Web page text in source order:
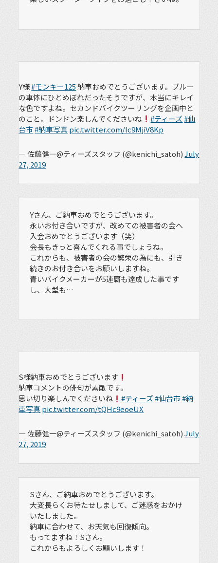
Y様#モンキー125納車おめでとうございます。ブルー
の車体にひとめぼれだったそうですが、本当にキレイ
な色ですよね。セカンドバイクツーリングを企画中と
のこと。ドンドン楽しんでくださいね
#ティーズ#仙
台市#納車写真pic.twitter.com/lc9MjiV8Kp
— 佐藤健一@ティーズスタッフ (@kenichi_satoh)July
27, 2019
Yさん、ご納車おめでとうございます。
永いお付き合いですが、改めての被害者の会へ
入会おめでとうございます（笑）
会長もきっと喜んでくれる事でしょうね。
これからも、被害者の会の繁栄の為にも、引き
続きのお付き合いをお願いしますね。
青いバイクメーカーが5連覇も達成した事です
し、大型も…
S様納車おめでとうございます
納車コメントの俳句が素敵です。
思い切り楽しんでくださいね
#ティーズ#仙台市#納
車写真pic.twitter.com/tQHc9eoeUX
— 佐藤健一@ティーズスタッフ (@kenichi_satoh)July
27, 2019
Sさん、ご納車おめでとうございます。
大変長らくお待たせしまして、ご迷惑をおかけ
いたしました。
納車に合わせて、お天気も回復傾向。
もってますね！Sさん。
これからもよろしくお願いします！